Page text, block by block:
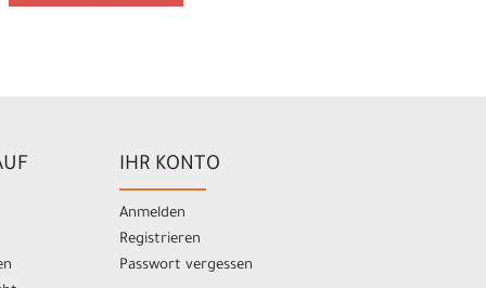
IHR KONTO
Anmelden
Registrieren
Passwort vergessen